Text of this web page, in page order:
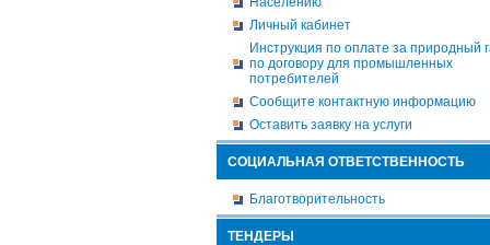
Личный кабинет
Инструкция по оплате за природный
по договору для промышленных
потребителей
Сообщите контактную информацию
Оставить заявку на услуги
СОЦИАЛЬНАЯ ОТВЕТСТВЕННОСТЬ
Благотворительность
ТЕНДЕРЫ